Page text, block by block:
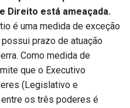
Direito está ameaçada.
é uma medida de exceção
prazo de atuação
Como medida de
que o Executivo
(Legislativo e
os três poderes é